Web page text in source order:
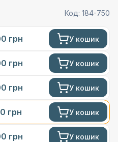
Код: 184-750
грн У кошик
грн У кошик
грн У кошик
грн У кошик
грн У кошик